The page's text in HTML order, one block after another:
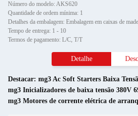
Número do modelo: AKS620
Quantidade de ordem mínima: 1
Detalhes da embalagem: Embalagem em caixas de
Tempo de entrega: 1 - 10
Termos de pagamento: L/C, T/T
Detalhe
Destacar: mg3 Ac Soft Starters Baixa
mg3 Inicializadores de baixa tensão 380V
mg3 Motores de corrente elétrica de